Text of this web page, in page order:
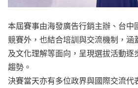
本屆賽事由海發廣告行銷主辦、台中
競賽外，也結合培訓與交流機制，涵
及文化理解等面向，呈現選拔活動逐
趨勢。
決賽當天亦有多位政界與國際交流代